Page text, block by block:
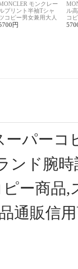
モンクレー
プリント半袖Tシャ
コピー男女兼用大人
愛い春夏コーデ
円
ル
コ
ィ
ーパー
ンド腕
ー商品
通販信